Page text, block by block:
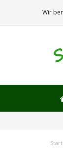
Wir